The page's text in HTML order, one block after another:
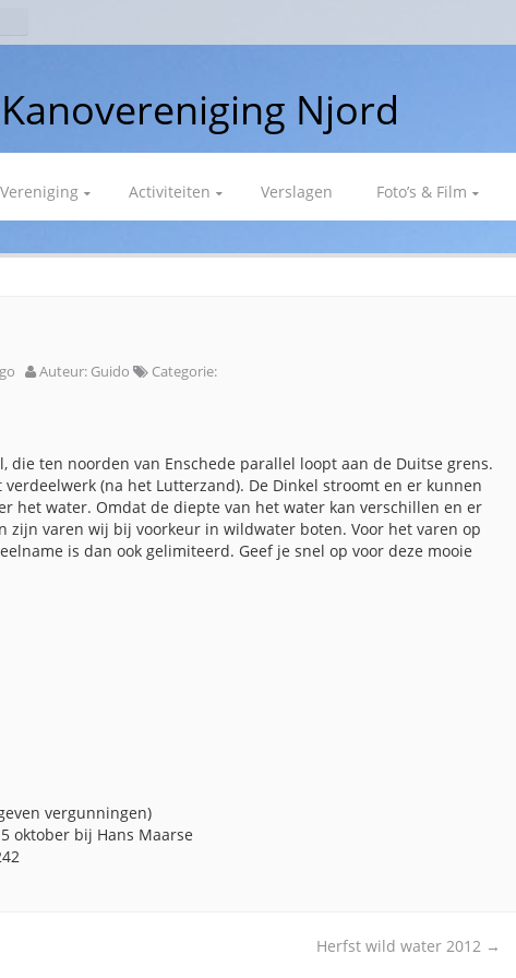
Njord
Vereniging Activiteiten Verslagen Foto’s & Film
Auteur: Guido Categorie:
die ten noorden van Enschede parallel loopt aan de Duitse grens.
(na het Lutterzand). De Dinkel stroomt en er kunnen
het water. Omdat de diepte van het water kan verschillen en er
zijn varen wij bij voorkeur in wildwater boten. Voor het varen op
is dan ook gelimiteerd. Geef je snel op voor deze mooie
vergunningen)
Hans Maarse
Herfst wild water 2012 →